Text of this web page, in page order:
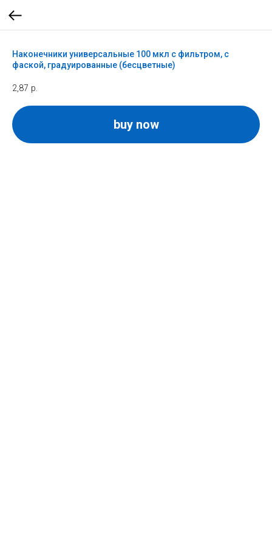
Наконечники универсальные 100 мкл с фильтром, с
фаской, градуированные (бесцветные)
2,87 р.
buy now